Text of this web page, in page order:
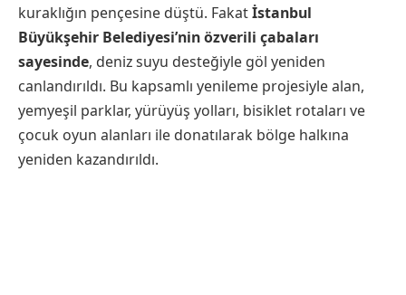
kuraklığın pençesine düştü. Fakatİstanbul
Büyükşehir Belediyesi’nin özverili çabaları
sayesinde, deniz suyu desteğiyle göl yeniden
canlandırıldı. Bu kapsamlı yenileme projesiyle alan,
yemyeşil parklar, yürüyüş yolları, bisiklet rotaları ve
çocuk oyun alanları ile donatılarak bölge halkına
yeniden kazandırıldı.